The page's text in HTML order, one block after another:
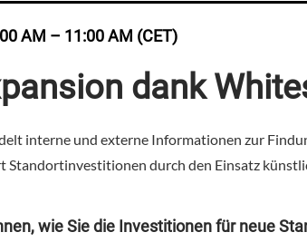
AM – 11:00 AM (CET)
dank
interne und externe Informationen zur
Standortinvestitionen durch den Einsatz
wie Sie die Investitionen für neue